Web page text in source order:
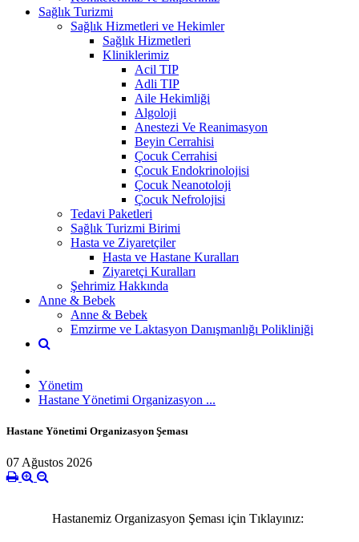
Sağlık Turizmi
Sağlık Hizmetleri ve Hekimler
Sağlık Hizmetleri
Kliniklerimiz
Acil TIP
Adli TIP
Aile Hekimliği
Algoloji
Anestezi Ve Reanimasyon
Beyin Cerrahisi
Çocuk Cerrahisi
Çocuk Endokrinolojisi
Çocuk Neanotoloji
Çocuk Nefrolojisi
Tedavi Paketleri
Sağlık Turizmi Birimi
Hasta ve Ziyaretçiler
Hasta ve Hastane Kuralları
Ziyaretçi Kuralları
Şehrimiz Hakkında
Anne & Bebek
Anne & Bebek
Emzirme ve Laktasyon Danışmanlığı Polikliniği
Yönetim
Hastane Yönetimi Organizasyon ...
Hastane Yönetimi Organizasyon Şeması
07 Ağustos 2026
Hastanemiz Organizasyon Şeması için Tıklayınız: